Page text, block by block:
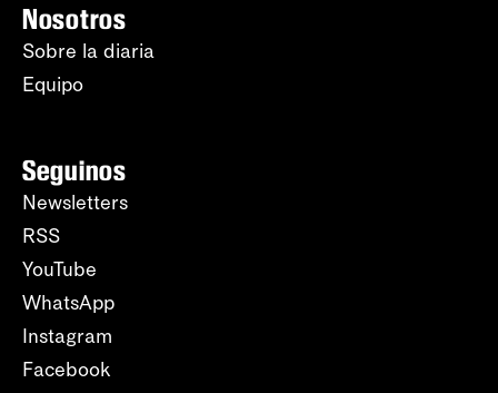
Nosotros
Sobre la diaria
Equipo
Seguinos
Newsletters
RSS
YouTube
WhatsApp
Instagram
Facebook